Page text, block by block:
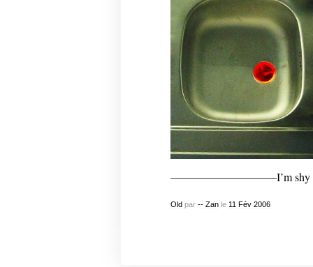
—————————–I’m shy
Old par -- Zanle 11 Fév 2006